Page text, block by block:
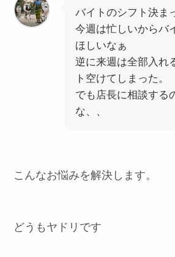
バイトのシフト決ま
今週は忙しいからバ
ほしいなぁ
逆に来週は全部入れ
ト空けてしまった。
でも店長に相談する
な、、
こんなお悩みを解決します。
どうもヤドリです